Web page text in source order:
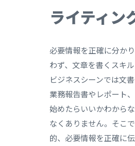
ライティン
必要情報を正確に分か
わず、文章を書くスキ
ビジネスシーンでは文
業務報告書やレポート
始めたらいいかわから
なくありません。そこ
的、必要情報を正確に